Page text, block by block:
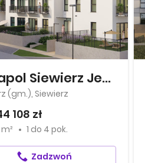
Murapol Siewierz Jeziorna
(gm.), Siewierz
108 zł
1 do 4 pok.
Zadzwoń